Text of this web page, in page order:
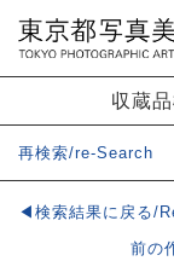
収蔵
再検索/re-Search
◀検索結果に戻る/
前の